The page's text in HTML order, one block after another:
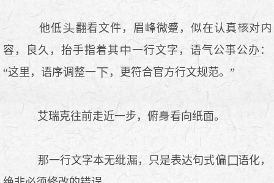
他低 翻看文件，眉峰微蹙，似在认真
对
容，良久，抬手指着其
一行文字，语气公事公办：
“这里，语序调整一
，更符合官方行文规范。”
艾瑞克往前走近一步，俯 看向纸面。
那一行文字本无纰漏，只是表达句式偏
语化，